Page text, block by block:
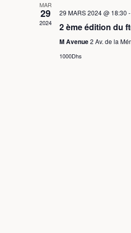
MAR
29
2024
29 MARS 2024 @ 18:30 -
2 ème édition du
M Avenue2 Av. de la
1000Dhs